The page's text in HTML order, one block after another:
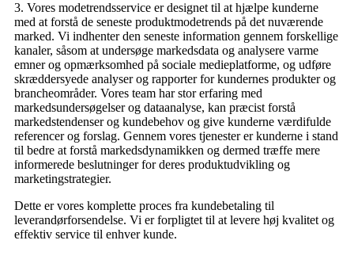
3. Vores modetrendsservice er designet til at hjælpe kunderne
med at forstå de seneste produktmodetrends på det nuværende
marked. Vi indhenter den seneste information gennem forskellige
kanaler, såsom at undersøge markedsdata og analysere varme
emner og opmærksomhed på sociale medieplatforme, og udføre
skræddersyede analyser og rapporter for kundernes produkter og
brancheområder. Vores team har stor erfaring med
markedsundersøgelser og dataanalyse, kan præcist forstå
markedstendenser og kundebehov og give kunderne værdifulde
referencer og forslag. Gennem vores tjenester er kunderne i stand
til bedre at forstå markedsdynamikken og dermed træffe mere
informerede beslutninger for deres produktudvikling og
marketingstrategier.
Dette er vores komplette proces fra kundebetaling til
leverandørforsendelse. Vi er forpligtet til at levere høj kvalitet og
effektiv service til enhver kunde.